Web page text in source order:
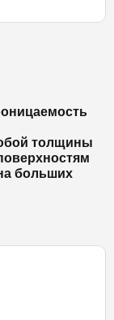
толщины
больших